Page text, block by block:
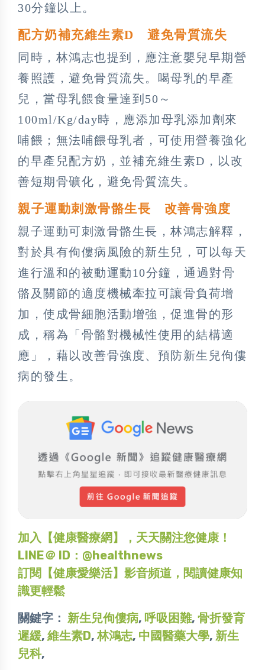
30分鐘以上。
配方奶補充維生素D 避免骨質流失
同時，林鴻志也提到，應注意嬰兒早期營
養照護，避免骨質流失。喝母乳的早產
兒，當母乳餵食量達到50～
100ml/Kg/day時，應添加母乳添加劑來
哺餵；無法哺餵母乳者，可使用營養強化
的早產兒配方奶，並補充維生素D，以改
善短期骨礦化，避免骨質流失。
親子運動刺激骨骼生長 改善骨強度
親子運動可刺激骨骼生長，林鴻志解釋，
對於具有佝僂病風險的新生兒，可以每天
進行溫和的被動運動10分鐘，通過對骨
骼及關節的適度機械牽拉可讓骨負荷增
加，使成骨細胞活動增強，促進骨的形
成，稱為「骨骼對機械性使用的結構適
應」，藉以改善骨強度、預防新生兒佝僂
病的發生。
加入【健康醫療網】，天天關注您健康！
LINE＠ ID：@healthnews
訂閱【健康愛樂活】影音頻道，閱讀健康知
識更輕鬆
關鍵字： 新生兒佝僂病, 呼吸困難, 骨折發育
遲緩, 維生素D,林鴻志, 中國醫藥大學, 新生
兒科,